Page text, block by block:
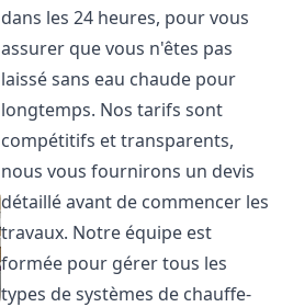
dans les 24 heures, pour vous
assurer que vous n'êtes pas
laissé sans eau chaude pour
longtemps. Nos tarifs sont
compétitifs et transparents,
nous vous fournirons un devis
détaillé avant de commencer les
travaux. Notre équipe est
formée pour gérer tous les
types de systèmes de chauffe-